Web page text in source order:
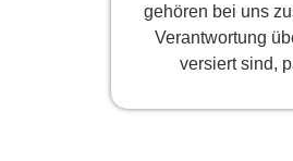
gehören bei uns
Verantwortung
versiert sind,